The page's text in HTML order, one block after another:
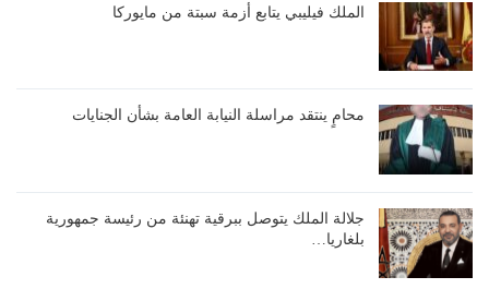
الملك فيليبي يتابع أزمة سبتة من مايوركا
محامٍ ينتقد مراسلة النيابة العامة بشأن الجنايات
جلالة الملك يتوصل ببرقية تهنئة من رئيسة جمهورية
بلغاريا…